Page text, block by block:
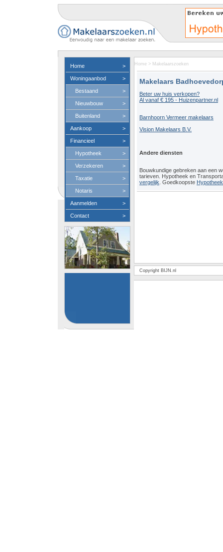
Home >
Woningaanbod >
Bestaand >
Nieuwbouw >
Buitenland >
Aankoop >
Financieel >
Hypotheek >
Verzekeren >
Taxatie >
Notaris >
Aanmelden >
Contact >
Home > Makelaarszoeken
Makelaars
Beter uw huis verkopen?
Al vanaf € 195 - Huizenpartner.nl
Barnhoorn Vermeer makelaars
Vision Makelaars B.V.
Andere diensten
Bouwkundige gebreken aan een
tarieven. Hypotheek en
vergelijk . Goedkoopste
Copyright BIJN.nl